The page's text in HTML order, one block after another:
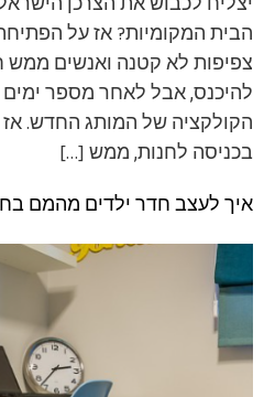
יצליח לכבוש את הצרכן
הבית המקומיות? אז על
צפיפות לא קטנה ואנשים ממש
להיכנס, אבל לאחר מספר ימים
הקולקציה של המותג החדש.
בכניסה לחנות, ממש […]
איך לעצב חדר ילדים מהמם